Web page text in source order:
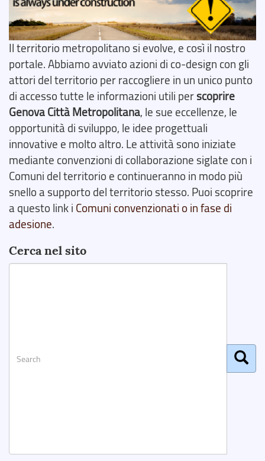
Il territorio metropolitano si evolve, e così il nostro
portale. Abbiamo avviato azioni di co-design con gli
attori del territorio per raccogliere in un unico punto
di accesso tutte le informazioni utili perscoprire
Genova Città Metropolitana, le sue eccellenze, le
opportunità di sviluppo, le idee progettuali
innovative e molto altro. Le attività sono iniziate
mediante convenzioni di collaborazione siglate con i
Comuni del territorio e continueranno in modo più
snello a supporto del territorio stesso. Puoi scoprire
a questo link i Comuni convenzionati o in fase di
adesione.
Cerca nel sito